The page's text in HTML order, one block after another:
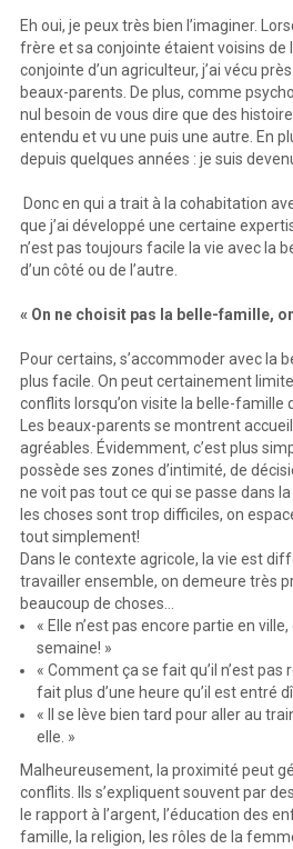
Eh oui, je peux très bien l’imaginer.
frère et sa conjointe étaient voisins de
conjointe d’un agriculteur, j’ai vécu
beaux-parents. De plus, comme
nul besoin de vous dire que des
entendu et vu une puis une autre. En
depuis quelques années : je suis
Donc en qui a trait à la cohabitation
que j’ai développé une certaine
n’est pas toujours facile la vie avec la
d’un côté ou de l’autre.
« On ne choisit pas la belle-famille,
Pour certains, s’accommoder avec la
plus facile. On peut certainement
conflits lorsqu’on visite la belle-famille
Les beaux-parents se montrent
agréables. Évidemment, c’est plus
possède ses zones d’intimité, de
ne voit pas tout ce qui se passe dans
les choses sont trop difficiles, on
tout simplement!
Dans le contexte agricole, la vie est
travailler ensemble, on demeure très
beaucoup de choses…
« Elle n’est pas encore partie en
semaine! »
« Comment ça se fait qu’il n’est
fait plus d’une heure qu’il est entré
« Il se lève bien tard pour aller au
elle. »
Malheureusement, la proximité peut
conflits. Ils s’expliquent souvent par
le rapport à l’argent, l’éducation des
famille, la religion, les rôles de la